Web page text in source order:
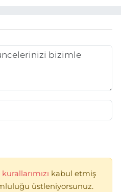
kabul etmiş
üstleniyorsunuz.